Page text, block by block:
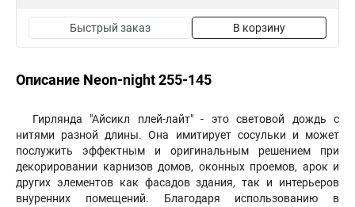
Быстрый заказ В корзину
Описание Neon-night 255-145
Гирлянда "Айсикл плей-лайт" - это световой дождь с
нитями разной длины. Она имитирует сосульки и может
послужить эффектным и оригинальным решением при
декорировании карнизов домов, оконных проемов, арок и
других элементов как фасадов здания, так и интерьеров
внуренних помещений. Благодаря использованию в